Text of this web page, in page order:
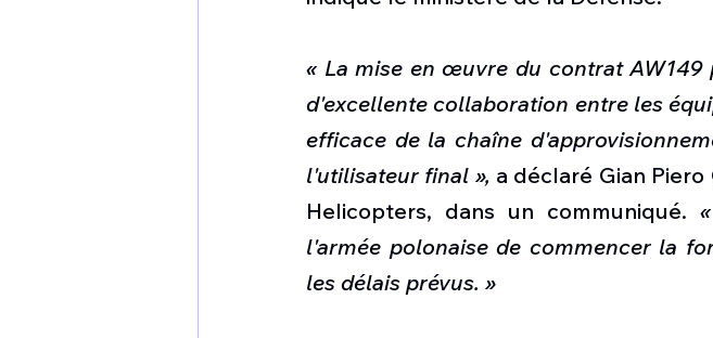
« La mise en œuvre du contrat
d'excellente collaboration entre les
efficace de la chaîne
l'utilisateur final », a déclaré Gian
Helicopters, dans un communiqué.
l'armée polonaise de commencer la
les délais prévus. »